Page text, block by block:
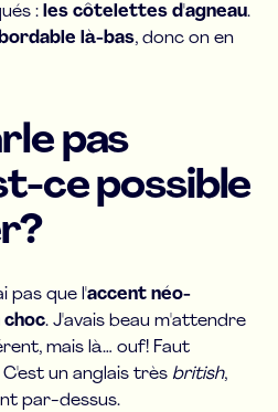
: les côtelettes d'agneau.
là-bas, donc on en
pas
ce possible
pas que l'accent néo-
choc. J'avais beau m'attendre
mais là… ouf! Faut
un anglais très british,
par-dessus.